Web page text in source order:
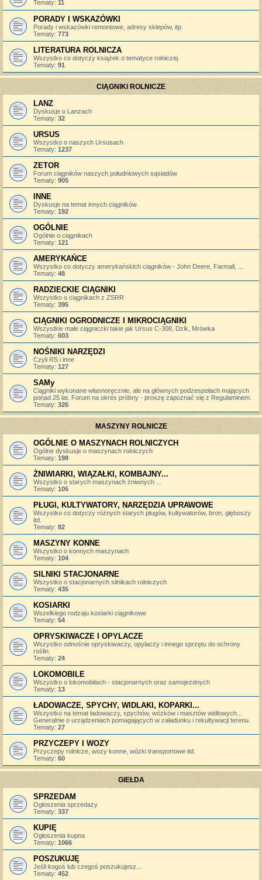
Tematy: 11
PORADY I WSKAZÓWKI
Porady i wskazówki remontowe, adresy sklepów, itp.
Tematy: 773
LITERATURA ROLNICZA
Wszystko co dotyczy książek o tematyce rolniczej.
Tematy: 91
CIĄGNIKI ROLNICZE
LANZ
Dyskusje o Lanzach
Tematy: 32
URSUS
Wszystko o naszych Ursusach
Tematy: 1237
ZETOR
Forum ciągników naszych południowych sąsiadów
Tematy: 905
INNE
Dyskusje na temat innych ciągników
Tematy: 192
OGÓLNIE
Ogólnie o ciągnikach
Tematy: 121
AMERYKAŃCE
Wszystko co dotyczy amerykańskich ciągników - John Deere, Farmall, ...
Tematy: 48
RADZIECKIE CIĄGNIKI
Wszystko o ciągnikach z ZSRR
Tematy: 395
CIĄGNIKI OGRODNICZE I MIKROCIĄGNIKI
Wszystkie małe ciągniczki takie jak Ursus C-308, Dzik, Mrówka
Tematy: 603
NOŚNIKI NARZĘDZI
Czyli RS i inne
Tematy: 127
SAMy
Ciągniki wykonane własnoręcznie, ale na głównych podzespołach mających
ponad 25 lat. Forum na okres próbny - proszę zapoznać się z Regulaminem.
Tematy: 326
MASZYNY ROLNICZE
OGÓLNIE O MASZYNACH ROLNICZYCH
Ogólne dyskusje o maszynach rolniczych
Tematy: 198
ŻNIWIARKI, WIĄZAŁKI, KOMBAJNY...
Wszystko o starych maszynach żniwnych ...
Tematy: 105
PŁUGI, KULTYWATORY, NARZĘDZIA UPRAWOWE
Wszystko co dotyczy różnych starych pługów, kultywatorów, bron, głęboszy
itd.
Tematy: 82
MASZYNY KONNE
Wszystko o konnych maszynach
Tematy: 104
SILNIKI STACJONARNE
Wszystko o stacjonarnych silnikach rolniczych
Tematy: 435
KOSIARKI
Wszelkiego rodzaju kosiarki ciągnikowe
Tematy: 54
OPRYSKIWACZE I OPYLACZE
Wszystko odnośnie opryskiwaczy, opylaczy i innego sprzętu do ochrony
roślin.
Tematy: 24
LOKOMOBILE
Wszystko o lokomobilach - stacjonarnych oraz samojezdnych
Tematy: 13
ŁADOWACZE, SPYCHY, WIDLAKI, KOPARKI...
Wszystko na temat ładowaczy, spychów, wózków i masztów widłowych...
Generalnie o urządzeniach pomagających w załadunku i rekultywacji terenu.
Tematy: 27
PRZYCZEPY I WOZY
Przyczepy rolnicze, wozy konne, wózki transportowe itd.
Tematy: 60
GIEŁDA
SPRZEDAM
Ogłoszenia sprzedaży
Tematy: 337
KUPIĘ
Ogłoszenia kupna
Tematy: 1066
POSZUKUJĘ
Jeśli kogoś lub czegoś poszukujesz...
Tematy: 452